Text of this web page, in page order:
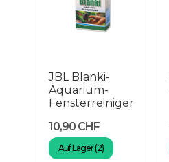
JBL Blanki-
Aquarium-
Fensterreiniger
10,90 CHF
Auf Lager (2)